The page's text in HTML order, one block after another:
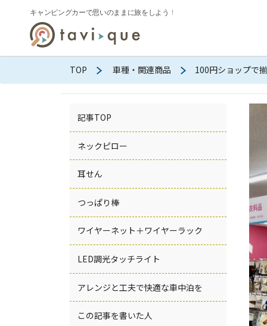
TOP 車種・関連商品 100円ショップで
記事TOP
ネックピロー
耳せん
つっぱり棒
ワイヤーネット＋ワイヤーラック
LED調光タッチライト
アレンジと工夫で快適な車中泊を
この記事を書いた人